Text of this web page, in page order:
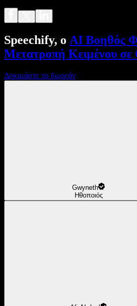
Speechify, ο AI Βοηθός
Μετατροπή Κειμένου σε
Δοκιμάστε το δωρεάν
Gwyneth
Ηθοποιός